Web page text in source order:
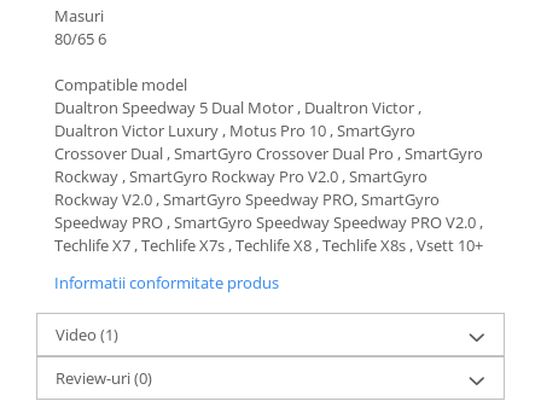
Localizatoare GPS
Mecanică
Furci / mânere principale &
secundare
Pliere, pasadores & tije
Crickuri / suporturi parcare
Suspensii & amortizoare
Rulmenți
Claxoane / sonerii (timbres)
Frâne
Discuri de frana
Plăcuțe de frână
Masuri
80/65 6
Compatible model
Dualtron Speedway 5 Dual Motor , Dualtron Victor ,
Dualtron Victor Luxury , Motus Pro 10 , SmartGyro
Crossover Dual , SmartGyro Crossover Dual Pro , SmartGyro
Rockway , SmartGyro Rockway Pro V2.0 , SmartGyro
Rockway V2.0 , SmartGyro Speedway PRO, SmartGyro
Speedway PRO , SmartGyro Speedway Speedway PRO V2.0 ,
Techlife X7 , Techlife X7s , Techlife X8 , Techlife X8s , Vsett 10+
Informatii conformitate produs
Video (1)
Review-uri(0)